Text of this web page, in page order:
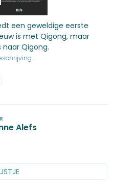
een geweldige eerste
is met Qigong, maar
naar Qigong.
Alefs